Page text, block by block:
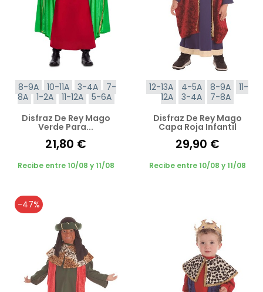
8-9A 10-11A 3-4A
7-
8A
1-2A 11-12A
5-6A
Disfraz De Rey Mago
Verde Para...
21,80 €
Recibe entre 10/08 y 11/08
12-13A 4-5A 8-9A
11-
12A
3-4A
7-8A
Disfraz De Rey Mago
Capa Roja Infantil
29,90 €
Recibe entre 10/08 y 11/08
-47%